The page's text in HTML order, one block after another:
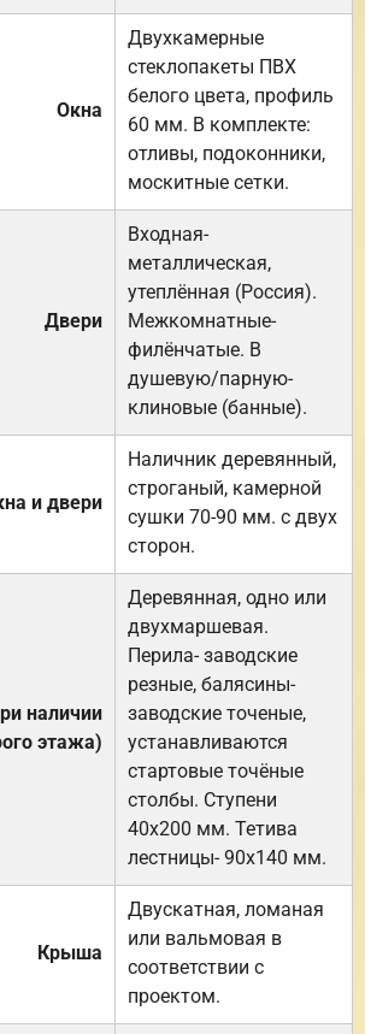
Окна
Двухкамерные
стеклопакеты ПВХ
белого цвета, профиль
60 мм. В комплекте:
отливы, подоконники,
москитные сетки.
Двери
Входная-
металлическая,
утеплённая (Россия).
Межкомнатные-
филёнчатые. В
душевую/парную-
клиновые (банные).
и двери
Наличник деревянный,
строганый, камерной
сушки 70-90 мм. с двух
сторон.
наличии
этажа)
Деревянная, одно или
двухмаршевая.
Перила- заводские
резные, балясины-
заводские точеные,
устанавливаются
стартовые точёные
столбы. Ступени
40х200 мм. Тетива
лестницы- 90х140 мм.
Крыша
Двускатная, ломаная
или вальмовая в
соответствии с
проектом.